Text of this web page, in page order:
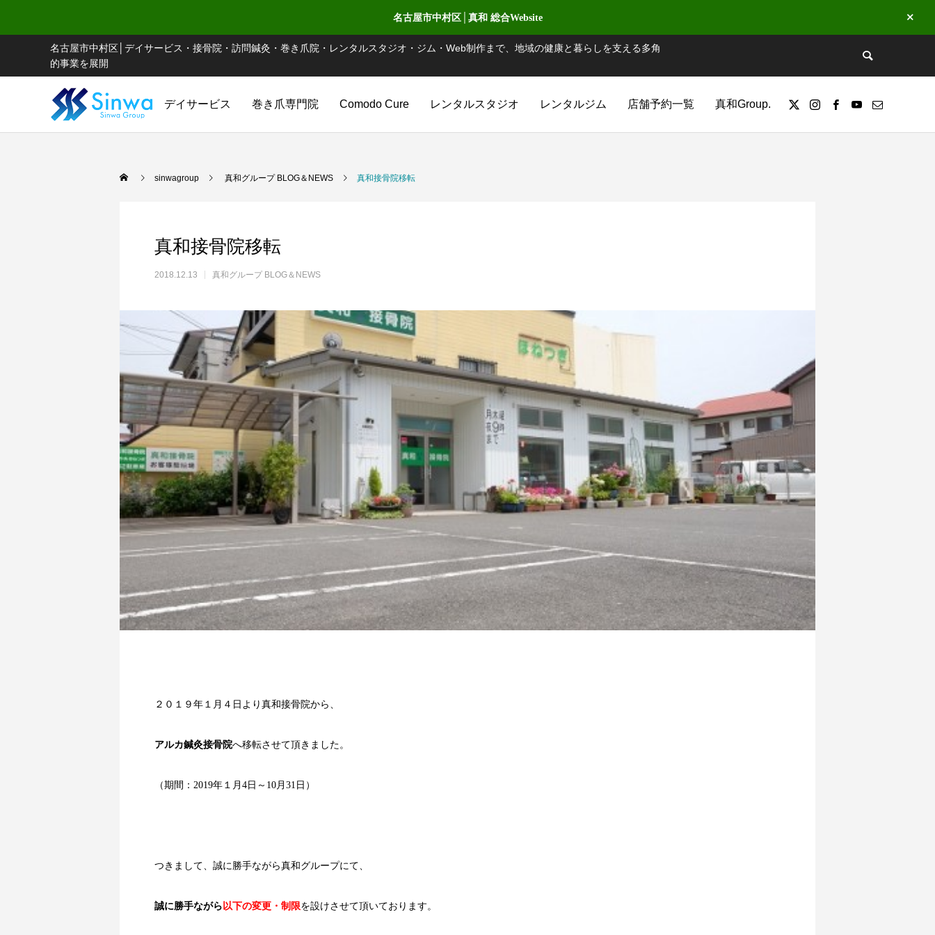
名古屋市中村区│真和 総合Website
名古屋市中村区│デイサービス・接骨院・訪問鍼灸・巻き爪院・レンタルスタジオ・ジム・Web制作まで、地域の健康と暮らしを支える多角
的事業を展開
デイサービス 巻き爪専門院 Comodo Cure レンタルスタジオ レンタルジム 店舗予約一覧 真和Group.
sinwagroup 真和グループ BLOG＆NEWS 真和接骨院移転
真和接骨院移転
2018.12.13 真和グループ BLOG＆NEWS
２０１９年１月４日より真和接骨院から、
アルカ鍼灸接骨院へ移転させて頂きました。
（期間：2019年１月4日～10月31日）
つきまして、誠に勝手ながら真和グループにて、
誠に勝手ながら以下の変更・制限を設けさせて頂いております。